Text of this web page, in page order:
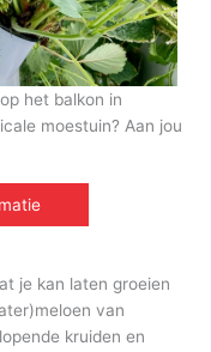
het balkon in
moestuin? Aan jou
je kan laten groeien
van
kruiden en